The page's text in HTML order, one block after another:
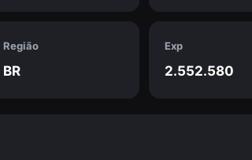
Região
BR
Exp
2.552.580